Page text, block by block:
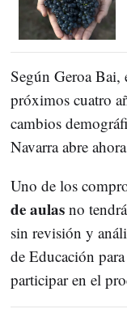
Según Geroa Bai,
próximos cuatro
cambios
Navarra abre
Uno de los
de aulasno
sin revisión y
de Educación
participar en el